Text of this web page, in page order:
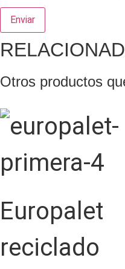
Enviar
Otros productos
Europalet
reciclado